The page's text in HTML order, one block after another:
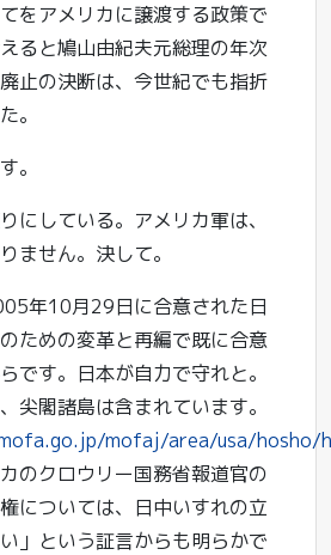
をアメリカに譲渡する政策で
ると鳩山由紀夫元総理の年次
止の決断は、今世紀でも指折
。
。
にしている。アメリカ軍は、
ません。決して。
年10月29日に合意された日
ための変革と再編で既に合意
です。日本が自力で守れと。
尖閣諸島は含まれています。
mofaj/area/usa/hosho/
のクロウリー国務省報道官の
については、日中いすれの立
」という証言からも明らかで